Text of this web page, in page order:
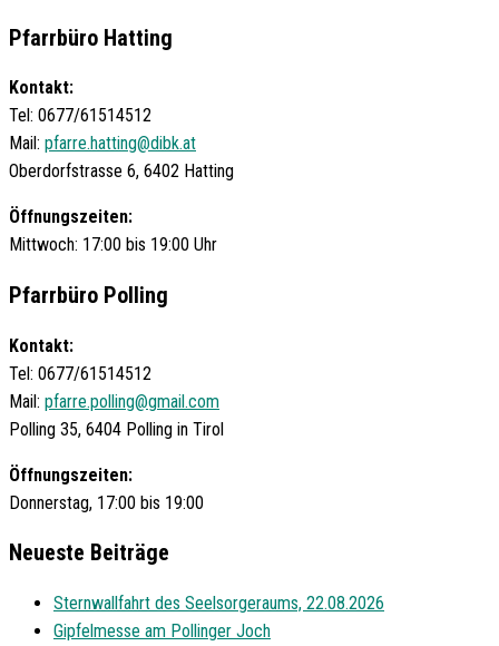
Pfarrbüro Hatting
Kontakt:
Tel: 0677/61514512
Mail: pfarre.hatting@dibk.at
Oberdorfstrasse 6, 6402 Hatting
Öffnungszeiten:
Mittwoch: 17:00 bis 19:00 Uhr
Pfarrbüro Polling
Kontakt:
Tel: 0677/61514512
Mail: pfarre.polling@gmail.com
Polling 35, 6404 Polling in Tirol
Öffnungszeiten:
Donnerstag, 17:00 bis 19:00
Neueste Beiträge
Sternwallfahrt des Seelsorgeraums, 22.08.2026
Gipfelmesse am Pollinger Joch